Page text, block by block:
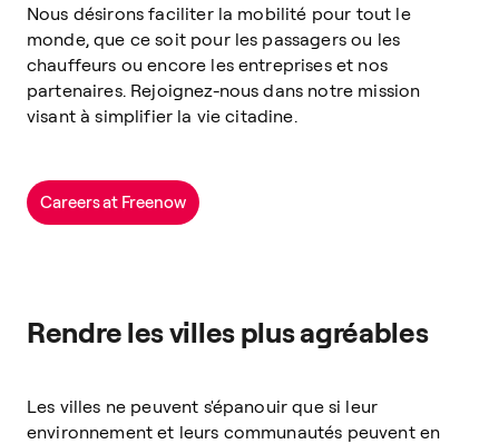
besoins de mobilité dans 9 pays et plus de 150 villes en
Europe.
Freenow for Business
Nous désirons faciliter la mobilité pour tout le
monde, que ce soit pour les passagers ou les
chauffeurs ou encore les entreprises et nos
partenaires. Rejoignez-nous dans notre mission
visant à simplifier la vie citadine.
Careers at Freenow
Rendre les villes plus agréables
Les villes ne peuvent s'épanouir que si leur
environnement et leurs communautés peuvent en